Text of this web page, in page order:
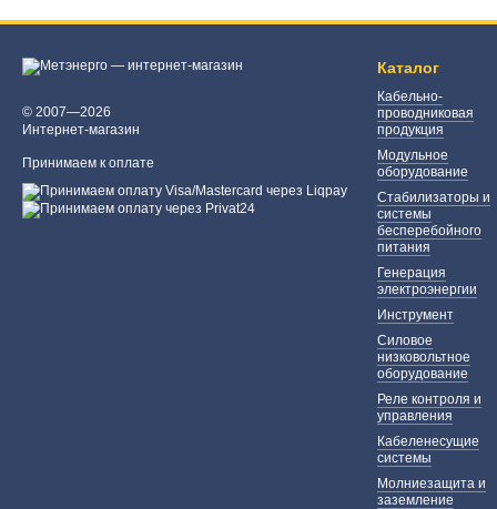
© 2007—2026
Интернет-магазин
Принимаем к оплате
Каталог
Кабельно-
проводниковая
продукция
Модульное
оборудование
Стабилизаторы и
системы
бесперебойного
питания
Генерация
электроэнергии
Инструмент
Силовое
низковольтное
оборудование
Реле контроля и
управления
Кабеленесущие
системы
Молниезащита и
заземление